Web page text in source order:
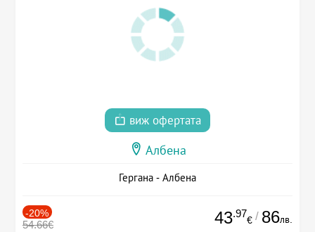
виж офертата
Албена
Гергана - Албена
-20%
54.66€ 43.97
€ / 86лв.